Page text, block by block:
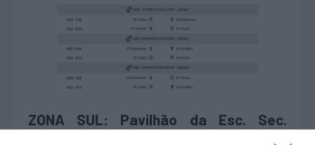
ZONA SUL: Pavilhão da Esc. Sec.